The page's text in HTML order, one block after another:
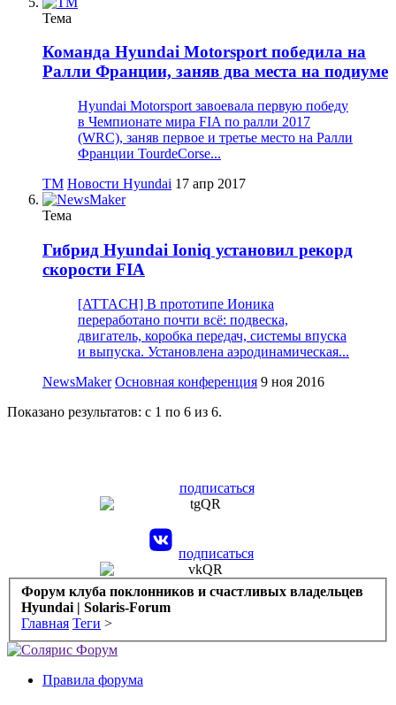
Тема
Команда Hyundai Motorsport победила на
Ралли Франции, заняв два места на подиуме
Hyundai Motorsport завоевала первую победу
в Чемпионате мира FIA по ралли 2017
(WRC), заняв первое и третье место на Ралли
Франции TourdeCorse...
TM Новости Hyundai 17 апр 2017
Тема
Гибрид Hyundai Ioniq установил рекорд
скорости FIA
[ATTACH] В прототипе Ионика
переработано почти всё: подвеска,
двигатель, коробка передач, системы впуска
и выпуска. Установлена аэродинамическая...
NewsMaker Основная конференция 9 ноя 2016
Показано результатов: с 1 по 6 из 6.
подписаться
подписаться
Форум клуба поклонников и счастливых владельцев
Hyundai | Solaris-Forum
Главная Теги >
Правила форума